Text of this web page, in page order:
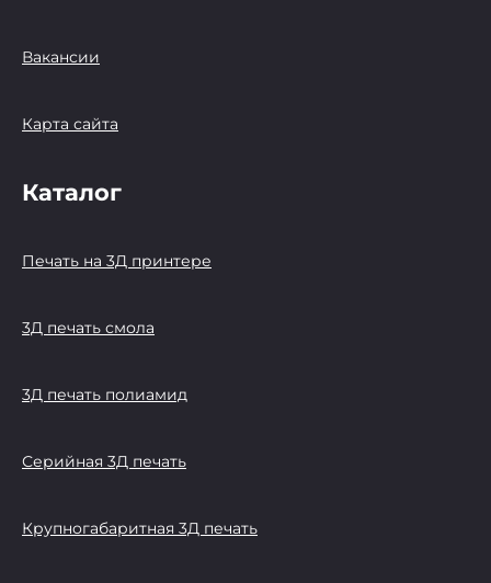
Вакансии
Карта сайта
Каталог
Печать на 3Д принтере
3Д печать смола
3Д печать полиамид
Серийная 3Д печать
Крупногабаритная 3Д печать